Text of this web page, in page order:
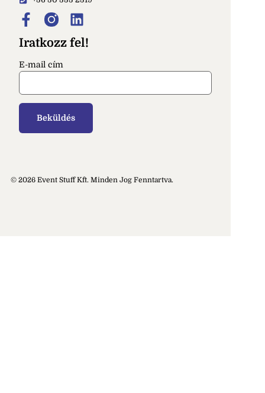
Iratkozz fel!
E-mail cím
© 2026 Event Stuff Kft. Minden Jog Fenntartva.